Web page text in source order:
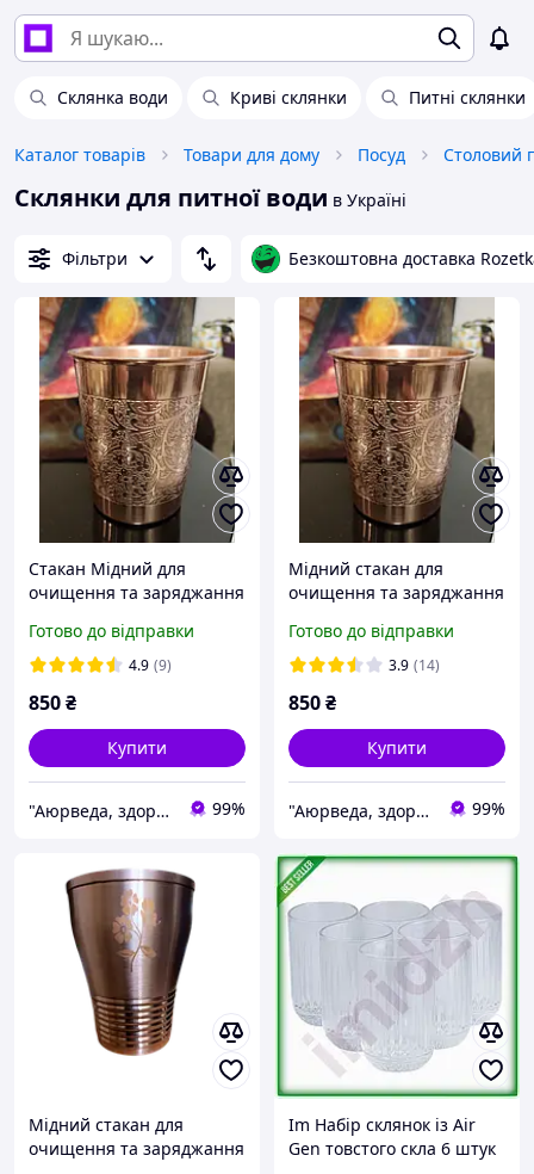
Склянка води Криві склянки Питні склянки
Каталог товарів Товари для дому Посуд Столовий
Склянки для питної води в Україні
Фільтри Безкоштовна доставка
Стакан Мідний для
очищення та заряджання
290 мл
Готово до відправки
4.9 (9)
850₴
Купити
"Аюрведа, здоров!": Природний шлях до здоров'я та краси! 99%
Мідний стакан для
очищення та заряджання
290 мл.
Готово до відправки
3.9 (14)
850₴
Купити
"Аюрведа, здоров!": Природний шлях до здоров'я та краси! 99%
Мідний стакан для
очищення та заряджання
Im Набір склянок із Air
Gen товстого скла 6 штук